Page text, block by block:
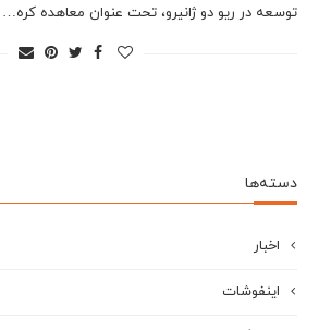
توسعه در ريو دو ژانيرو، تحت عنوان معاهده كره…
دسته‌ها
اخبار
اینفوشات